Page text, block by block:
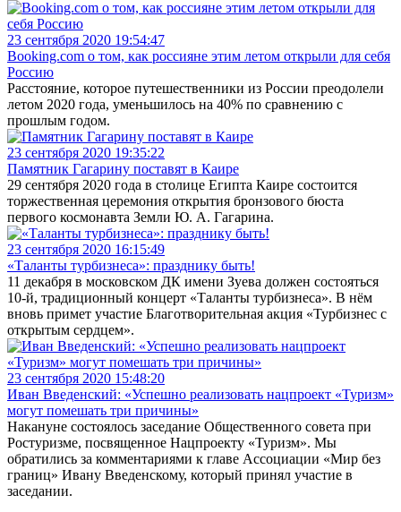
23 сентября 2020 19:54:47
Booking.com о том, как россияне этим летом открыли для себя
Россию
Расстояние, которое путешественники из России преодолели
летом 2020 года, уменьшилось на 40% по сравнению с
прошлым годом.
23 сентября 2020 19:35:22
Памятник Гагарину поставят в Каире
29 сентября 2020 года в столице Египта Каире состоится
торжественная церемония открытия бронзового бюста
первого космонавта Земли Ю. А. Гагарина.
23 сентября 2020 16:15:49
«Таланты турбизнеса»: празднику быть!
11 декабря в московском ДК имени Зуева должен состояться
10-й, традиционный концерт «Таланты турбизнеса». В нём
вновь примет участие Благотворительная акция «Турбизнес с
открытым сердцем».
23 сентября 2020 15:48:20
Иван Введенский: «Успешно реализовать нацпроект «Туризм»
могут помешать три причины»
Накануне состоялось заседание Общественного совета при
Ростуризме, посвященное Нацпроекту «Туризм». Мы
обратились за комментариями к главе Ассоциации «Мир без
границ» Ивану Введенскому, который принял участие в
заседании.